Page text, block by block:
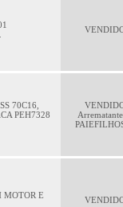
70C16,
PEH7328
MOTOR E